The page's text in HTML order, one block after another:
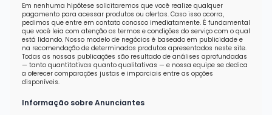
Em nenhuma hipótese solicitaremos que você realize qualquer
pagamento para acessar produtos ou ofertas. Caso isso ocorra,
pedimos que entre em contato conosco imediatamente. É fundamental
que você leia com atenção os termos e condições do serviço com o qual
está lidando. Nosso modelo de negócios é baseado em publicidade e
na recomendação de determinados produtos apresentados neste site.
Todas as nossas publicações são resultado de análises aprofundadas
— tanto quantitativas quanto qualitativas — e nossa equipe se dedica
a oferecer comparações justas e imparciais entre as opções
disponíveis.
Informação sobre Anunciantes